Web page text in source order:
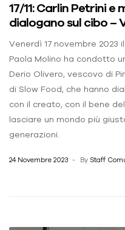
17/11: Carlin Petrini e
dialogano sul cibo –
Venerdì 17 novembre 2023
Paola Molino ha condotto
Derio Olivero, vescovo di
di Slow Food, che hanno
con il creato, con il bene
lasciare un mondo più
generazioni.
24 Novembre 2023 By Staff